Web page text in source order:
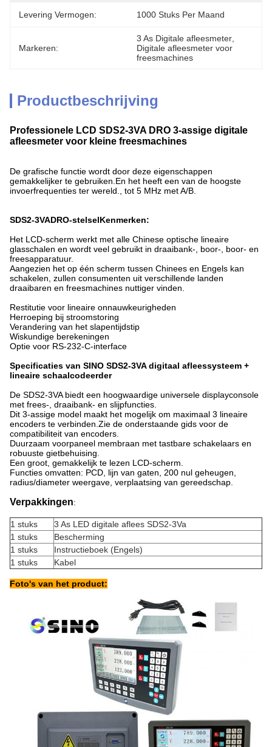
Levering Vermogen: 1000 Stuks Per Maand
Markeren:
3 As Digitale afleesmeter
Digitale afleesmeter voor
freesmachines
Productbeschrijving
Professionele LCD SDS2-3VA DRO 3-assige digitale
afleesmeter voor kleine freesmachines
De grafische functie wordt door deze eigenschappen
gemakkelijker te gebruiken.En het heeft een van de hoogste
invoerfrequenties ter wereld., tot 5 MHz met A/B.
SDS2-3VADRO-stelselKenmerken:
Het LCD-scherm werkt met alle Chinese optische lineaire
glasschalen en wordt veel gebruikt in draaibank-, boor-, boor- en
freesapparatuur.
Aangezien het op één scherm tussen Chinees en Engels kan
schakelen, zullen consumenten uit verschillende landen
draaibaren en freesmachines nuttiger vinden.
Restitutie voor lineaire onnauwkeurigheden
Herroeping bij stroomstoring
Verandering van het slapentijdstip
Wiskundige berekeningen
Optie voor RS-232-C-interface
Specificaties van SINO SDS2-3VA digitaal afleessysteem +
lineaire schaalcodeerder
De SDS2-3VA biedt een hoogwaardige universele displayconsole
met frees-, draaibank- en slijpfuncties.
Dit 3-assige model maakt het mogelijk om maximaal 3 lineaire
encoders te verbinden.Zie de onderstaande gids voor de
compatibiliteit van encoders.
Duurzaam voorpaneel membraan met tastbare schakelaars en
robuuste gietbehuising.
Een groot, gemakkelijk te lezen LCD-scherm.
Functies omvatten: PCD, lijn van gaten, 200 nul geheugen,
radius/diameter weergave, verplaatsing van gereedschap.
Verpakkingen:
1 stuks
3 As LED digitale aflees SDS2-3Va
1 stuks
Bescherming
1 stuks
Instructieboek (Engels)
1 stuks
Kabel
Foto's van het product: